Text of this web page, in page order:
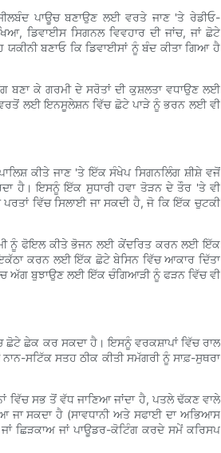
ਪਾਊਚ ਬਣਾਉਣ ਲਈ ਵਰਤੇ ਜਾਣ 'ਤੇ ਰੇਡੀਓ-
ਡਿਵਾਈਸ ਸਿਗਨਲ ਵਿਵਹਾਰ ਦੀ ਜਾਂਚ, ਜਾਂ ਛੋਟੇ
ਬਣਾਓ ਕਿ ਡਿਵਾਈਸਾਂ ਨੂੰ ਬੰਦ ਕੀਤਾ ਗਿਆ ਹੈ
ਕੇ ਗਰਮੀ ਦੇ ਸਰੋਤਾਂ ਦੀ ਕੁਸ਼ਲਤਾ ਵਧਾਉਣ ਲਈ
ਲਈ ਇਨਸੂਲੇਸ਼ਨ ਵਿੱਚ ਛੋਟੇ ਪਾੜੇ ਨੂੰ ਭਰਨ ਲਈ ਵੀ
ਕੀਤੇ ਜਾਣ 'ਤੇ ਇੱਕ ਸੰਖੇਪ ਸਿਗਨਲਿੰਗ ਸ਼ੀਸ਼ੇ ਵਜੋਂ
ਹੈ। ਇਸਨੂੰ ਇੱਕ ਸੁਧਾਰੀ ਹਵਾ ਤੋੜਨ ਦੇ ਤੌਰ 'ਤੇ ਵੀ
ਵਿੱਚ ਸਿਲਾਈ ਜਾ ਸਕਦੀ ਹੈ, ਜੋ ਕਿ ਇੱਕ ਚੁਟਕੀ
ਨੂੰ ਫੋਇਲ ਕੀਤੇ ਭੋਜਨ ਲਈ ਕੇਂਦਰਿਤ ਕਰਨ ਲਈ ਇੱਕ
ਕਰਨ ਲਈ ਇੱਕ ਛੋਟੇ ਬੇਸਿਨ ਵਿੱਚ ਆਕਾਰ ਦਿੱਤਾ
ਅੱਗ ਬੁਝਾਉਣ ਲਈ ਇੱਕ ਚੰਗਿਆੜੀ ਨੂੰ ਫੜਨ ਵਿੱਚ ਵੀ
ਛੇਕ ਕਰ ਸਕਦਾ ਹੈ। ਇਸਨੂੰ ਵਰਕਸ਼ਾਪਾਂ ਵਿੱਚ ਰਾਲ
ਸਟਿੱਕ ਸਤਹ ਠੀਕ ਕੀਤੀ ਸਮੱਗਰੀ ਨੂੰ ਸਾਫ਼-ਸੁਥਰਾ
ਸਭ ਤੋਂ ਵੱਧ ਜਾਣਿਆ ਜਾਂਦਾ ਹੈ, ਪਤਲੇ ਢੱਕਣ ਵਾਲੇ
ਸਕਦਾ ਹੈ (ਸਾਵਧਾਨੀ ਅਤੇ ਸਫਾਈ ਦਾ ਅਭਿਆਸ
ਛਿੜਕਾਅ ਜਾਂ ਪਾਊਡਰ-ਕੋਟਿੰਗ ਕਰਦੇ ਸਮੇਂ ਕਰਿਸਪ